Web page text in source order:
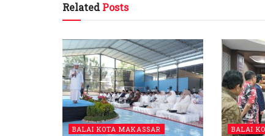
RelatedPosts
BALAI KOTA MAKASSAR BALAI